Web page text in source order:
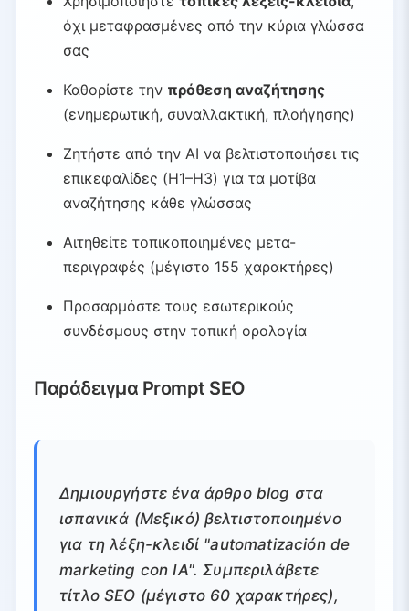
όχι μεταφρασμένες από την κύρια γλώσσα
σας
Καθορίστε την πρόθεση αναζήτησης
(ενημερωτική, συναλλακτική, πλοήγησης)
Ζητήστε από την AI να βελτιστοποιήσει τις
επικεφαλίδες (H1–H3) για τα μοτίβα
αναζήτησης κάθε γλώσσας
Αιτηθείτε τοπικοποιημένες μετα-
περιγραφές (μέγιστο 155 χαρακτήρες)
Προσαρμόστε τους εσωτερικούς
συνδέσμους στην τοπική ορολογία
Παράδειγμα Prompt SEO
Δημιουργήστε ένα άρθρο blog στα
ισπανικά (Μεξικό) βελτιστοποιημένο
για τη λέξη-κλειδί "automatización de
marketing con IA". Συμπεριλάβετε
τίτλο SEO (μέγιστο 60 χαρακτήρες),